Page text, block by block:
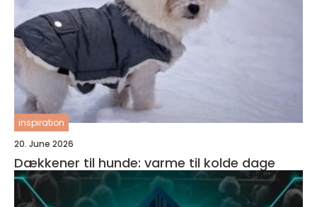
inspiration
20. June 2026
Dækkener til hunde: varme til kolde dage